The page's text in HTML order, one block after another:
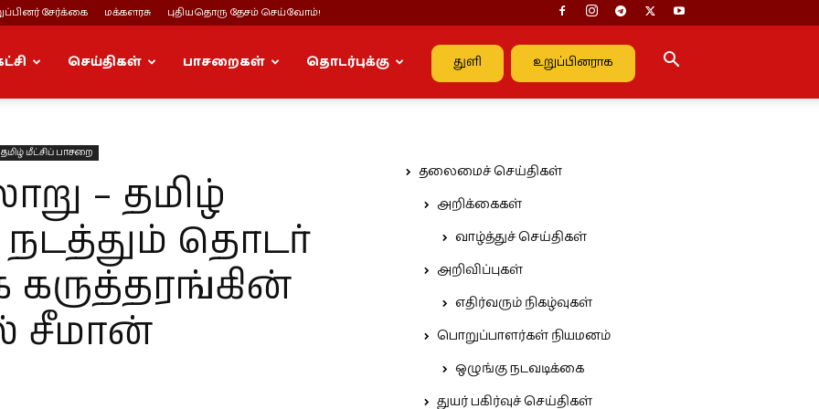
சேர்க்கை மக்களரசு புதியதொரு தேசம் செய்வோம்!
துளி உறுப்பினராக
செய்திகள் பாசறைகள் தொடர்புக்கு
தமிழ் மீட்சிப் பாசறை
– தமிழ்
நடத்தும் தொடர்
சீமான்
தலைமைச் செய்திகள்
அறிக்கைகள்
வாழ்த்துச் செய்திகள்
அறிவிப்புகள்
எதிர்வரும் நிகழ்வுகள்
பொறுப்பாளர்கள் நியமனம்
ஒழுங்கு நடவடிக்கை
துயர் பகிர்வுச் செய்திகள்